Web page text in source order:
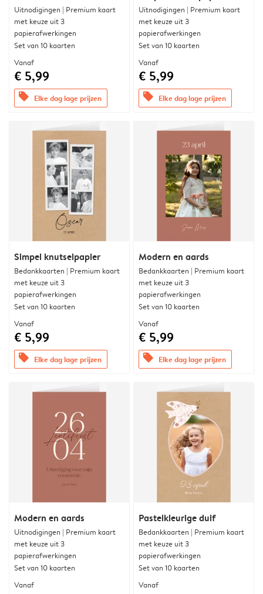
Uitnodigingen | Premium kaart
met keuze uit 3
papierafwerkingen
Set van 10 kaarten
Vanaf
€ 5,99
offers Elke dag lage prijzen
Uitnodigingen | Premium kaart
met keuze uit 3
papierafwerkingen
Set van 10 kaarten
Vanaf
€ 5,99
offers Elke dag lage prijzen
Simpel knutselpapier
Bedankkaarten | Premium kaart
met keuze uit 3
papierafwerkingen
Set van 10 kaarten
Vanaf
€ 5,99
offers Elke dag lage prijzen
Modern en aards
Bedankkaarten | Premium kaart
met keuze uit 3
papierafwerkingen
Set van 10 kaarten
Vanaf
€ 5,99
offers Elke dag lage prijzen
Modern en aards
Uitnodigingen | Premium kaart
met keuze uit 3
papierafwerkingen
Set van 10 kaarten
Vanaf
Pastelkleurige duif
Bedankkaarten | Premium kaart
met keuze uit 3
papierafwerkingen
Set van 10 kaarten
Vanaf